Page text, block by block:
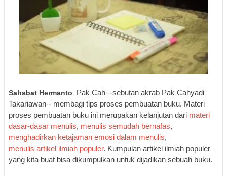
Sahabat Hermanto. Pak Cah --sebutan akrab Pak Cahyadi
Takariawan-- membagi tips proses pembuatan buku. Materi
proses pembuatan buku ini merupakan kelanjutan dari materi
dasar-dasar menulis, menulis semudah bernafas,
menghadirkan ketajaman emosi dalam menulis,
menulis artikel ilmiah populer. Kumpulan artikel ilmiah populer
yang kita buat bisa dikumpulkan untuk dijadikan sebuah buku.